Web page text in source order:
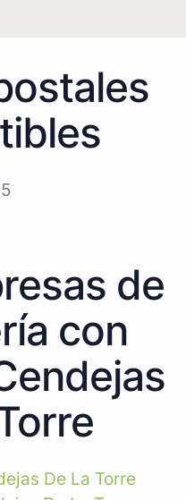
de
con
De La Torre